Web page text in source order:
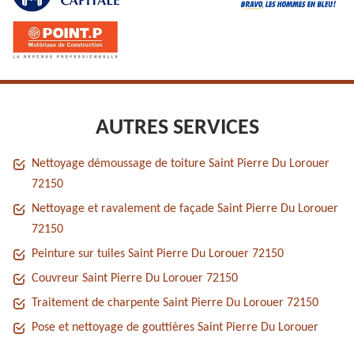
AUTRES SERVICES
Nettoyage démoussage de toiture Saint Pierre Du Lorouer
72150
Nettoyage et ravalement de façade Saint Pierre Du Lorouer
72150
Peinture sur tuiles Saint Pierre Du Lorouer 72150
Couvreur Saint Pierre Du Lorouer 72150
Traitement de charpente Saint Pierre Du Lorouer 72150
Pose et nettoyage de gouttières Saint Pierre Du Lorouer